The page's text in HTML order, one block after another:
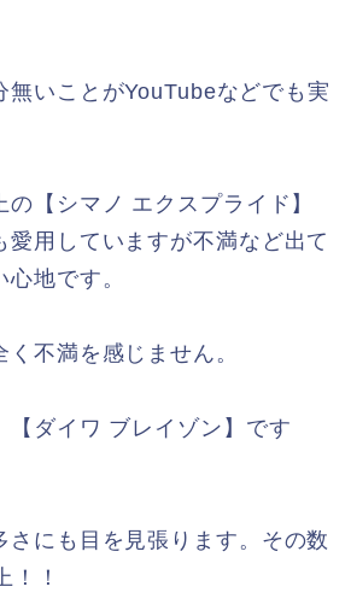
無いことがYouTubeなどでも実
【シマノ エクスプライド】
愛用していますが不満など出て
地です。
不満を感じません。
【ダイワ ブレイゾン】です
さにも目を見張ります。その数
！！